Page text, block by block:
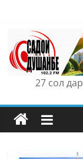
content
27 сол